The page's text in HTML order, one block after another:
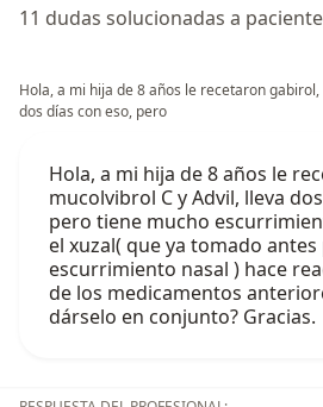
11 dudas solucionadas a
Hola, a mi hija de 8 años le recetaron
dos días con eso, pero
Hola, a mi hija de 8 años le
mucolvibrol C y Advil, lleva
pero tiene mucho
el xuzal( que ya tomado antes
escurrimiento nasal ) hace
de los medicamentos
dárselo en conjunto? Gracias.